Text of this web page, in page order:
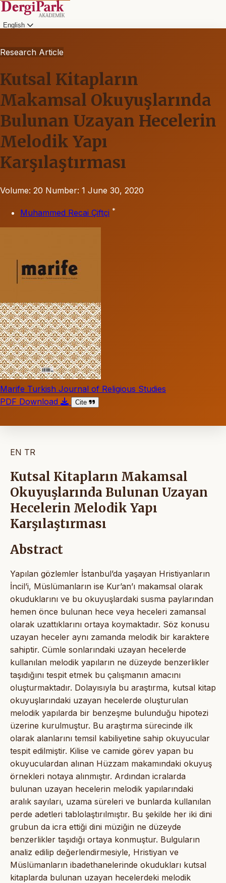
English
Research Article
Kutsal Kitapların
Makamsal Okuyuşlarında
Bulunan Uzayan Hecelerin
Melodik Yapı
Karşılaştırması
Volume: 20 Number: 1 June 30, 2020
Muhammed Recai Çiftçi *
Marife Turkish Journal of Religious Studies
PDF Download
Cite
EN TR
Kutsal Kitapların Makamsal
Okuyuşlarında Bulunan Uzayan
Hecelerin Melodik Yapı
Karşılaştırması
Abstract
Yapılan gözlemler İstanbul’da yaşayan Hristiyanların
İncil’i, Müslümanların ise Kur’an’ı makamsal olarak
okuduklarını ve bu okuyuşlardaki susma paylarından
hemen önce bulunan hece veya heceleri zamansal
olarak uzattıklarını ortaya koymaktadır. Söz konusu
uzayan heceler aynı zamanda melodik bir karaktere
sahiptir. Cümle sonlarındaki uzayan hecelerde
kullanılan melodik yapıların ne düzeyde benzerlikler
taşıdığını tespit etmek bu çalışmanın amacını
oluşturmaktadır. Dolayısıyla bu araştırma, kutsal kitap
okuyuşlarındaki uzayan hecelerde oluşturulan
melodik yapılarda bir benzeşme bulunduğu hipotezi
üzerine kurulmuştur. Bu araştırma sürecinde ilk
olarak alanlarını temsil kabiliyetine sahip okuyucular
tespit edilmiştir. Kilise ve camide görev yapan bu
okuyuculardan alınan Hüzzam makamındaki okuyuş
örnekleri notaya alınmıştır. Ardından icralarda
bulunan uzayan hecelerin melodik yapılarındaki
aralık sayıları, uzama süreleri ve bunlarda kullanılan
perde adetleri tablolaştırılmıştır. Bu şekilde her iki dini
grubun da icra ettiği dini müziğin ne düzeyde
benzerlikler taşıdığı ortaya konmuştur. Bulguların
analiz edilip değerlendirmesiyle, Hristiyan ve
Müslümanların ibadethanelerinde okudukları kutsal
kitaplarda bulunan uzayan hecelerdeki melodik